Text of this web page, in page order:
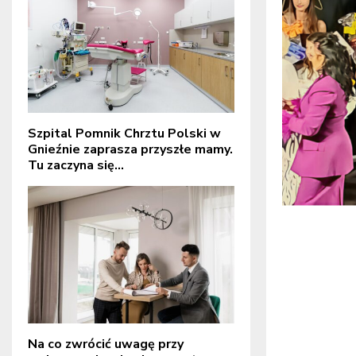
Szpital Pomnik Chrztu Polski w
Gnieźnie zaprasza przyszłe mamy.
Tu zaczyna się...
Na co zwrócić uwagę przy